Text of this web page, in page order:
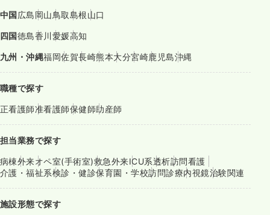
中国広島岡山鳥取島根山口
四国徳島香川愛媛高知
九州・沖縄福岡佐賀長崎熊本大分宮崎鹿児島沖縄
職種で探す
正看護師准看護師保健師助産師
担当業務で探す
病棟外来オペ室(手術室)救急外来ICU系透析訪問看護
介護・福祉系検診・健診保育園・学校訪問診療内視鏡治験関連
施設形態で探す